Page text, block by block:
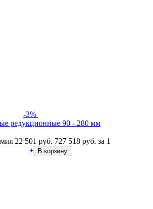
-3%
редукционные 90 - 280 мм
22 501 руб. 727 518 руб. за 1
+ В корзину